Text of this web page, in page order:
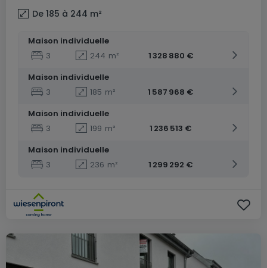
De 185 à 244 m²
Maison individuelle
3
244 m²
1 328 880 €
Maison individuelle
3
185 m²
1 587 968 €
Maison individuelle
3
199 m²
1 236 513 €
Maison individuelle
3
236 m² 1 299 292 €